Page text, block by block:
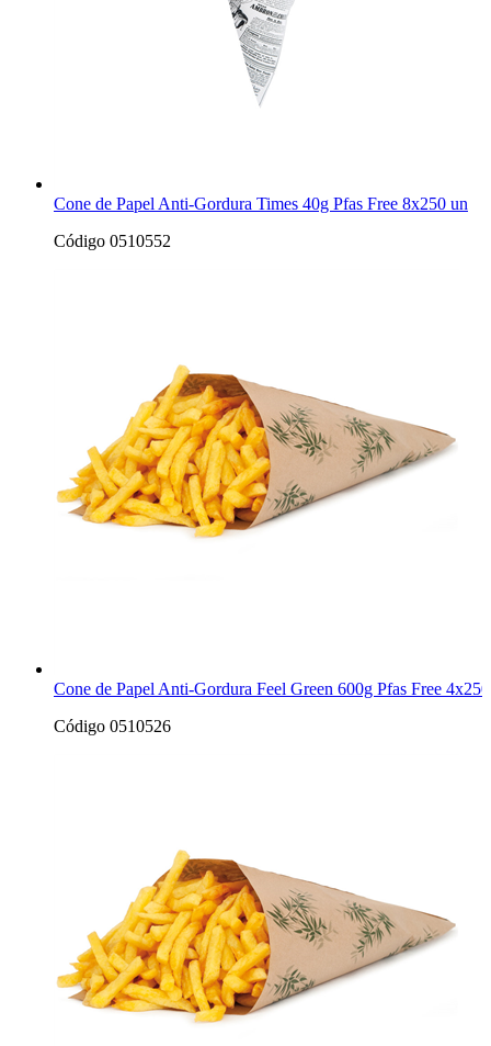
Cone de Papel Anti-Gordura Times 40g Pfas Free 8x250 un
Código 0510552
Cone de Papel Anti-Gordura Feel Green 600g Pfas Free
Código 0510526